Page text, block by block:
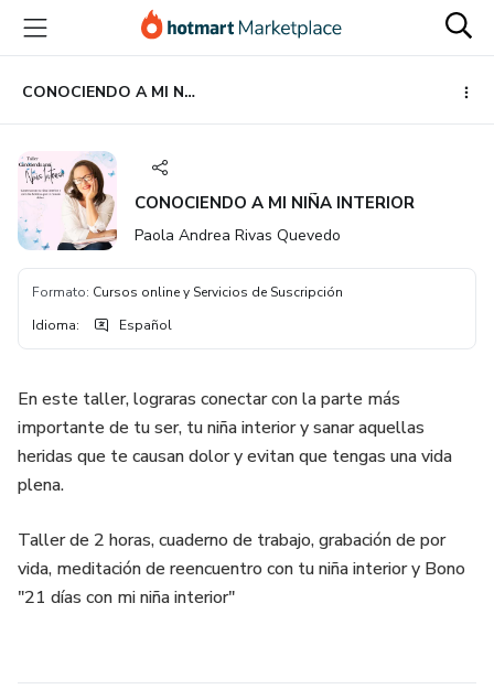
principal
página
de
página
CONOCIENDO A MI NIÑA INTERIOR
CONOCIENDO A MI NIÑA INTERIOR
Paola Andrea Rivas Quevedo
Formato: Cursos online y Servicios de Suscripción
Idioma: Español
En este taller, lograras conectar con la parte más
importante de tu ser, tu niña interior y sanar aquellas
heridas que te causan dolor y evitan que tengas una vida
plena.
Taller de 2 horas, cuaderno de trabajo, grabación de por
vida, meditación de reencuentro con tu niña interior y Bono
"21 días con mi niña interior"